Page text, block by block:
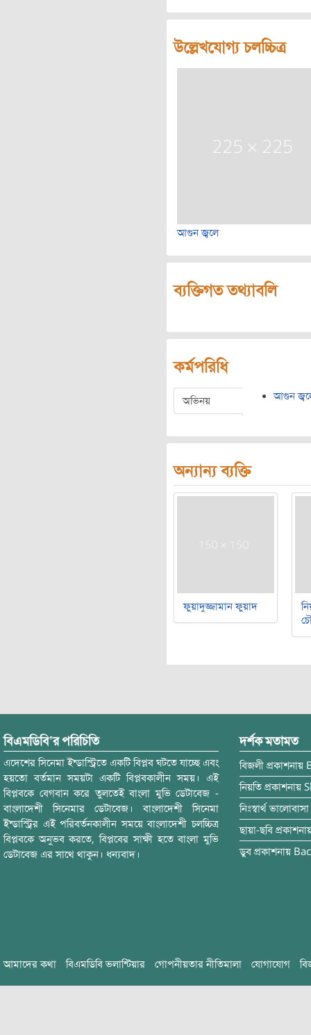
উল্লেখযোগ্য চলচ্চিত্র
আগুন জ্বলে
ব্যক্তিগত তথ্যাবলি
কর্মপরিধি
অভিনয় আগুন
অন্যান্য ব্যক্তি
ফুয়াদুজ্জামান ফুয়াদ
বিএমডিবি’র পরিচিতি
এদেশের সিনেমা ইন্ডাস্ট্রিতে একটি বিপ্লব ঘটতে যাচ্ছে এবং
হয়তো বর্তমান সময়টা একটি বিপ্লবকালীন সময়। এই
বিপ্লবকে বেগবান করে তুলতেই বাংলা মুভি ডেটাবেজ -
বাংলাদেশী সিনেমার ডেটাবেজ। বাংলাদেশী সিনেমা
ইন্ডাস্ট্রির এই পরিবর্তনকালীন সময়ে বাংলাদেশী চলচ্চিত্র
বিপ্লবকে অনুভব করতে, বিপ্লবের সাক্ষী হতে বাংলা মুভি
ডেটাবেজ এর সাথে থাকুন। ধন্যবাদ।
দর্শক মতামত
বিজলী প্রকাশনায়
নিয়তি প্রকাশনায়
নিঃস্বার্থ ভালোবাসা
ছায়া-ছবি
ডুব প্রকাশনায়
আমাদের কথা বিএমডিবি ভলান্টিয়ার গোপনীয়তার নীতিমালা যোগাযোগ